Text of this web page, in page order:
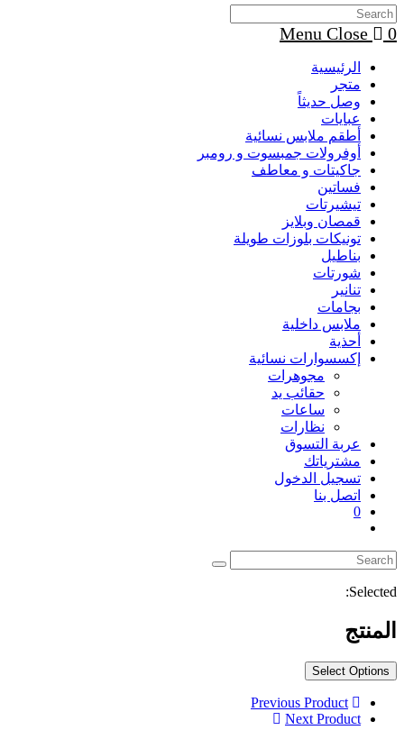
search
0
Menu Close
الرئيسية
متجر
وصل حديثاً
عبايات
أطقم ملابس نسائية
أوفرولات جمبسوت و رومبر
جاكيتات و معاطف
فساتين
تيشيرتات
قمصان وبلايز
تونيكات بلوزات طويلة
بناطيل
شورتات
تنانير
بجامات
ملابس داخلية
أحذية
إكسسوارات نسائية
مجوهرات
حقائب يد
ساعات
نظارات
عربة التسوق
مشترياتك
تسجيل الدخول
اتصل بنا
0
search
Selected:
المنتج
Select Options
Previous Product
Next Product